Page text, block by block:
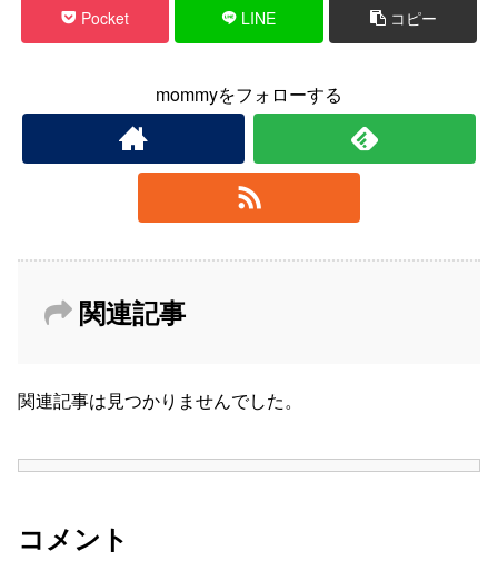
Pocket LINE コピー
mommyをフォローする
関連記事
関連記事は見つかりませんでした。
コメント